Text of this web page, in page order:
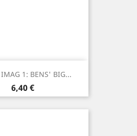
IMAG 1: BENS' BIG...
Prezzo
6,40 €